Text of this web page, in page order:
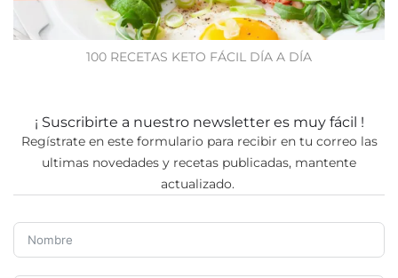
100 RECETAS KETO FÁCIL DÍA A DÍA
¡ Suscribirte a nuestro newsletter es muy fácil !
Regístrate en este formulario para recibir en tu correo las
ultimas novedades y recetas publicadas, mantente
actualizado.